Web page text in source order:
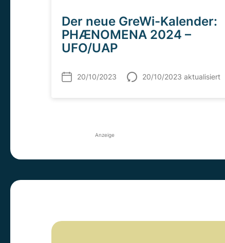
Der neue GreWi-Kalender:
PHÆNOMENA 2024 –
UFO/UAP
20/10/2023 20/10/2023 aktualisiert
Anzeige